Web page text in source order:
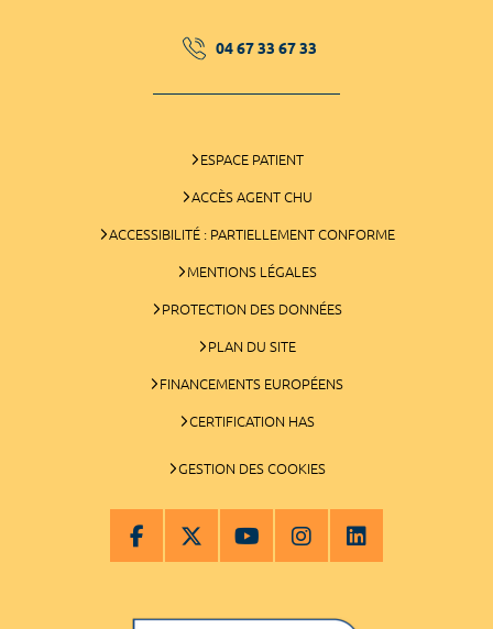
04 67 33 67 33
ESPACE PATIENT
ACCÈS AGENT CHU
ACCESSIBILITÉ : PARTIELLEMENT CONFORME
MENTIONS LÉGALES
PROTECTION DES DONNÉES
PLAN DU SITE
FINANCEMENTS EUROPÉENS
CERTIFICATION HAS
GESTION DES COOKIES